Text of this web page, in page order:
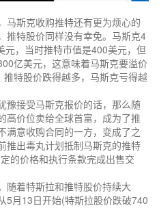
斯克收购推特还有更为烦心的
推特股价同样没有幸免。马斯克4
元，当时推特市值是400美元，但
亿美元，这意味着马斯克要溢价
特股价跌得越多，马斯克亏得越
接受马斯克报价的话，那么随
高价位卖给全球首富，成为了推
满意收购合同的一方，变成了之
推出毒丸计划抵制马斯克的推特
的价格和执行条款完成出售交
着特斯拉和推特股价持续大
5月13日开始(特斯拉股价跌破740